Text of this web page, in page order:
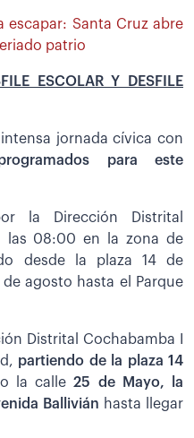
escapar: Santa Cruz abre
patrio
ESCOLAR Y DESFILE
jornada cívica con
para este
la Dirección Distrital
las 08:00 en la zona de
desde la plaza 14 de
agosto hasta el Parque
Distrital Cochabamba I
partiendo de la plaza 14
la calle25 de Mayo, la
Ballivián hasta llegar